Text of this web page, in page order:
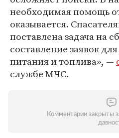
необходимая помощь
оказывается.
поставлена задача на
составление заявок
питания и топлива», —
службе МЧС.
Комментарии закрыты